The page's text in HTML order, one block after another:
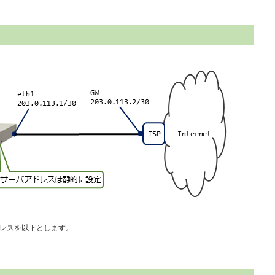
スを以下とします。